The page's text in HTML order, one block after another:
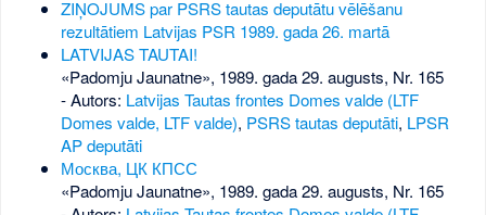
ZIŅOJUMS par PSRS tautas deputātu vēlēšanu
rezultātiem Latvijas PSR 1989. gada 26. martā
LATVIJAS TAUTAI!
«Padomju Jaunatne», 1989. gada 29. augusts, Nr. 165
- Autors: Latvijas Tautas frontes Domes valde (LTF
Domes valde, LTF valde), PSRS tautas deputāti, LPSR
AP deputāti
Москва, ЦК КПСС
«Padomju Jaunatne», 1989. gada 29. augusts, Nr. 165